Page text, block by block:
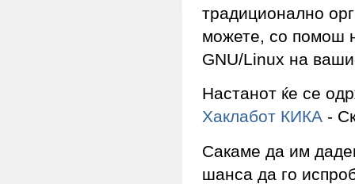
традиционално
можете, со помош
GNU/Linux на
Настанот ќе се
Хаклабот КИКА -
Сакаме да им
шанса да го